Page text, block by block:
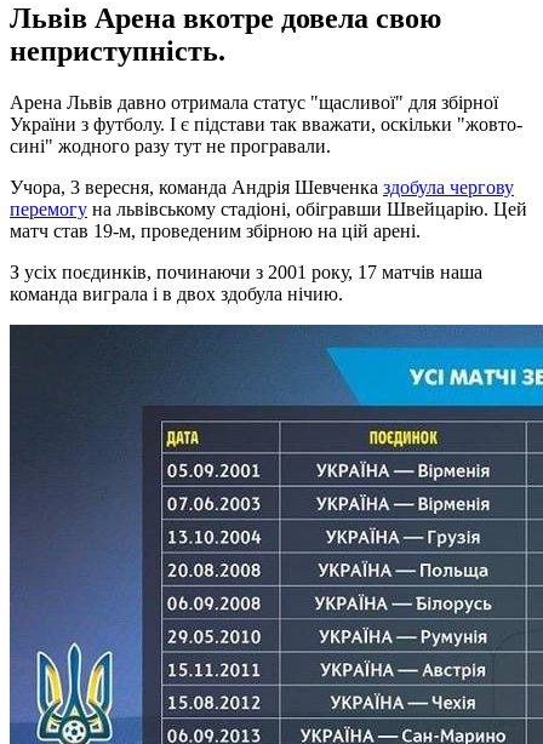
Львів Арена вкотре довела свою
неприступність.
Арена Львів давно отримала статус "щасливої" для збірної
України з футболу. І є підстави так вважати, оскільки "жовто-
сині" жодного разу тут не програвали.
Учора, 3 вересня, команда Андрія Шевченка здобула чергову
перемогу на львівському стадіоні, обігравши Швейцарію. Цей
матч став 19-м, проведеним збірною на цій арені.
З усіх поєдинків, починаючи з 2001 року, 17 матчів наша
команда виграла і в двох здобула нічию.